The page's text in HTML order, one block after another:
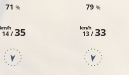
71 %
14 /
km/h 35
79 %
13 /
km/h 33